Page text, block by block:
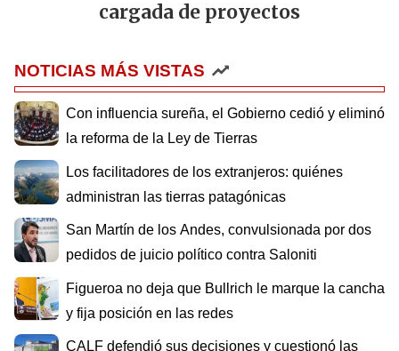
cargada de proyectos
NOTICIAS MÁS VISTAS
Con influencia sureña, el Gobierno cedió y eliminó
la reforma de la Ley de Tierras
Los facilitadores de los extranjeros: quiénes
administran las tierras patagónicas
San Martín de los Andes, convulsionada por dos
pedidos de juicio político contra Saloniti
Figueroa no deja que Bullrich le marque la cancha
y fija posición en las redes
CALF defendió sus decisiones y cuestionó las